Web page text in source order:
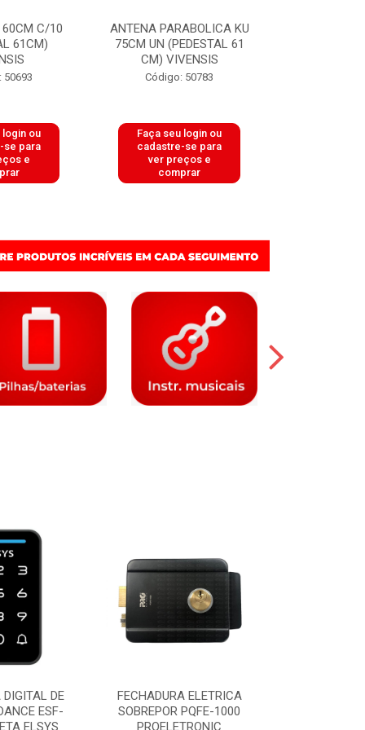
60CM C/10
61CM)
50693
login ou
se para
e
ANTENA PARABOLICA KU
75CM UN (PEDESTAL 61
CM) VIVENSIS
Código: 50783
Faça seu login ou
cadastre-se para
ver preços e
comprar
DIGITAL DE
ESF-
ELSYS
FECHADURA ELETRICA
SOBREPOR PQFE-1000
PROELETRONIC